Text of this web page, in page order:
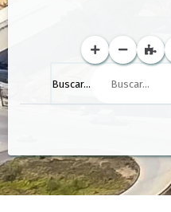
Buscar...